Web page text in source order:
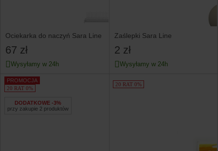
Ociekarka do naczyń Sara Line
67 zł
Wysyłamy w 24h
Zaślepki Sara Line
2 zł
Wysyłamy w 24h
PROMOCJA
20 RAT 0%
DODATKOWE -3%
przy zakupie 2 produktów
20 RAT 0%